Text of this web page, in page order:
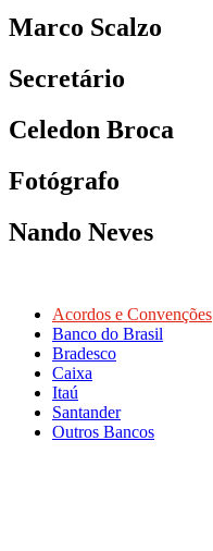
Marco Scalzo
Secretário
Celedon Broca
Fotógrafo
Nando Neves
Acordos e Convenções
Banco do Brasil
Bradesco
Caixa
Itaú
Santander
Outros Bancos